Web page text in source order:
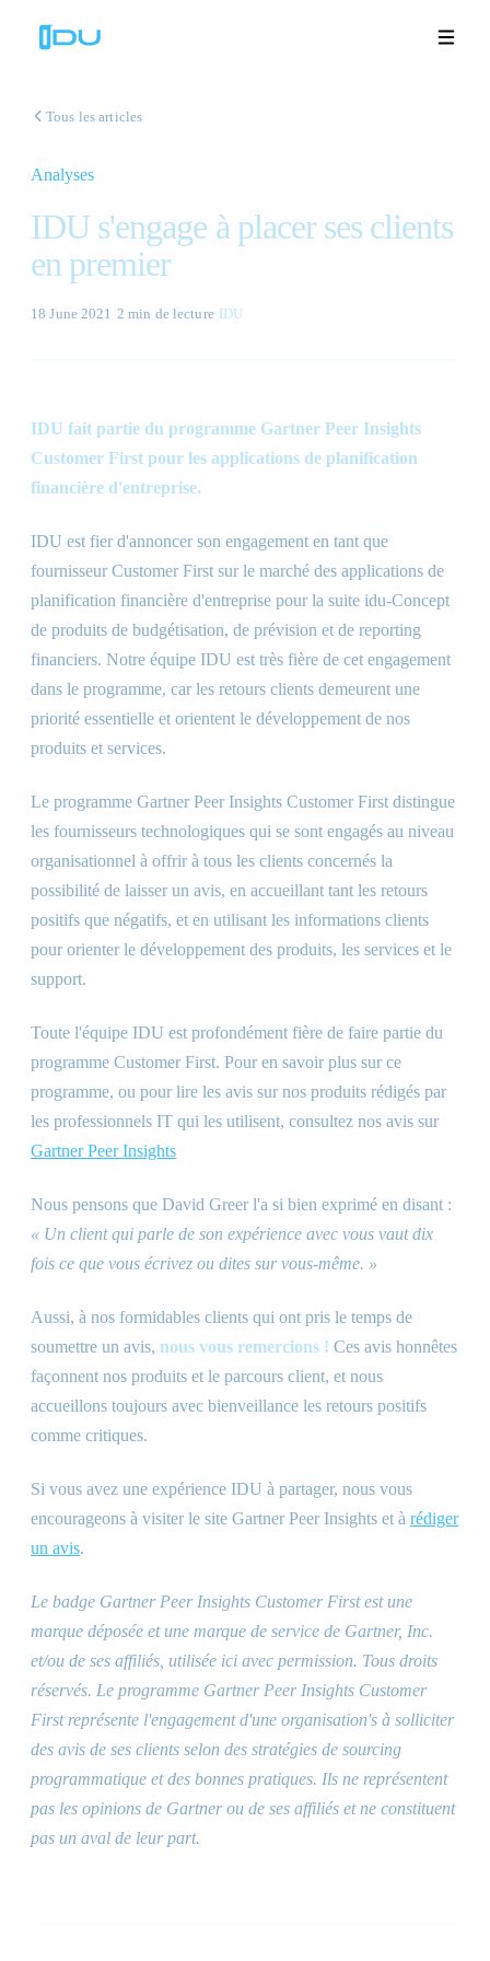
Solutions
Plateforme
🇫🇷 Démos
Tous les articles
Analyses
IDU s'engage à placer ses clients
en premier
18 June 2021 2 min de lecture· IDU
IDU fait partie du programme Gartner Peer Insights
Customer First pour les applications de planification
financière d'entreprise.
IDU est fier d'annoncer son engagement en tant que
fournisseur Customer First sur le marché des applications de
planification financière d'entreprise pour la suite idu-Concept
de produits de budgétisation, de prévision et de reporting
financiers. Notre équipe IDU est très fière de cet engagement
dans le programme, car les retours clients demeurent une
priorité essentielle et orientent le développement de nos
produits et services.
Le programme Gartner Peer Insights Customer First distingue
les fournisseurs technologiques qui se sont engagés au niveau
organisationnel à offrir à tous les clients concernés la
possibilité de laisser un avis, en accueillant tant les retours
positifs que négatifs, et en utilisant les informations clients
pour orienter le développement des produits, les services et le
support.
Toute l'équipe IDU est profondément fière de faire partie du
programme Customer First. Pour en savoir plus sur ce
programme, ou pour lire les avis sur nos produits rédigés par
les professionnels IT qui les utilisent, consultez nos avis sur
Gartner Peer Insights
Nous pensons que David Greer l'a si bien exprimé en disant :
« Un client qui parle de son expérience avec vous vaut dix
fois ce que vous écrivez ou dites sur vous-même. »
Aussi, à nos formidables clients qui ont pris le temps de
soumettre un avis, nous vous remercions ! Ces avis honnêtes
façonnent nos produits et le parcours client, et nous
accueillons toujours avec bienveillance les retours positifs
comme critiques.
Si vous avez une expérience IDU à partager, nous vous
encourageons à visiter le site Gartner Peer Insights et à rédiger
un avis.
Le badge Gartner Peer Insights Customer First est une
marque déposée et une marque de service de Gartner, Inc.
et/ou de ses affiliés, utilisée ici avec permission. Tous droits
réservés. Le programme Gartner Peer Insights Customer
First représente l'engagement d'une organisation's à solliciter
des avis de ses clients selon des stratégies de sourcing
programmatique et des bonnes pratiques. Ils ne représentent
pas les opinions de Gartner ou de ses affiliés et ne constituent
pas un aval de leur part.